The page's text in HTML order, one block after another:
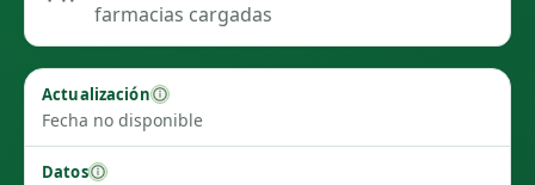
farmacias cargadas
Actualización
Fecha no disponible
Datos